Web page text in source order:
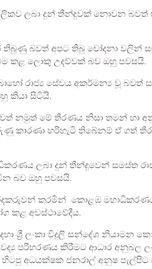
ලබා දුන් තීන්දුවක් නොවන
බවත් අපට තිබු චෝදනා වලින්
කළ ලොකු උදව්වක් බව ඔහු පවසයි.
රාජ්‍ය සේවය අකර්මන්‍ය වූ
කියා සිටියි.
නමුත් මේ තීරණය නිසා තමන් හා
හරිහැටි තිබේනම් ඒ ගත්
ලබා දුන් තීන්දුවෙන්
බව ඔහු පවසයි.
කරමින් කොළඹ
කළ අවස්ථාවේදීය.
ශ්‍රී ලංකා විදුලි සන්දේශ
පරිහරණය කිරීමට ආධාර අනුබල
අධයක්ෂක ජනරාල් අනුෂ